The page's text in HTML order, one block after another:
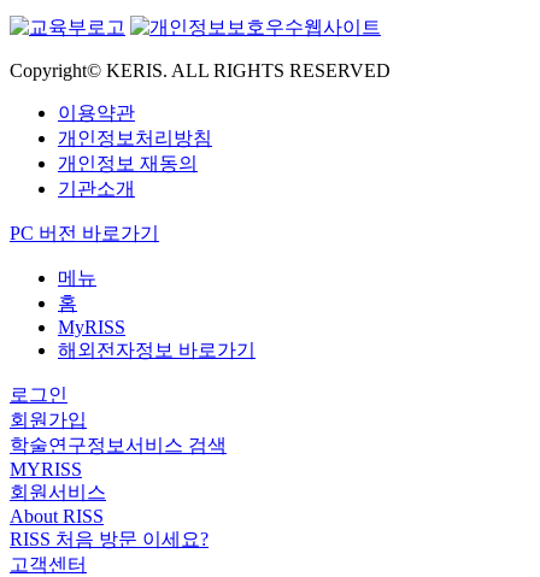
Copyright© KERIS. ALL RIGHTS RESERVED
이용약관
개인정보처리방침
개인정보 재동의
기관소개
PC 버전 바로가기
메뉴
홈
MyRISS
해외전자정보 바로가기
로그인
회원가입
학술연구정보서비스 검색
MYRISS
회원서비스
About RISS
RISS 처음 방문 이세요?
고객센터